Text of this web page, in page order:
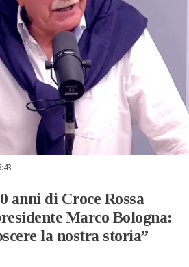
anni di Croce Rossa
Marco Bologna:
la nostra storia”